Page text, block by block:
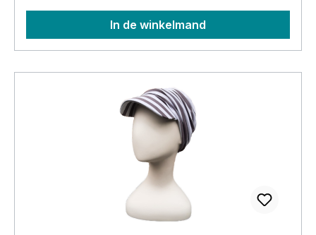
In de winkelmand